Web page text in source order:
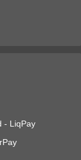
- LiqPay